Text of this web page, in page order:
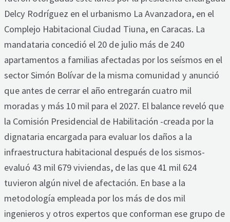
Delcy Rodríguez en el urbanismo La Avanzadora, en el
Complejo Habitacional Ciudad Tiuna, en Caracas. La
mandataria concedió el 20 de julio más de 240
apartamentos a familias afectadas por los seísmos en el
sector Simón Bolívar de la misma comunidad y anunció
que antes de cerrar el año entregarán cuatro mil
moradas y más 10 mil para el 2027. El balance reveló que
la Comisión Presidencial de Habilitación -creada por la
dignataria encargada para evaluar los daños a la
infraestructura habitacional después de los sismos-
evaluó 43 mil 679 viviendas, de las que 41 mil 624
tuvieron algún nivel de afectación. En base a la
metodología empleada por los más de dos mil
ingenieros y otros expertos que conforman ese grupo de